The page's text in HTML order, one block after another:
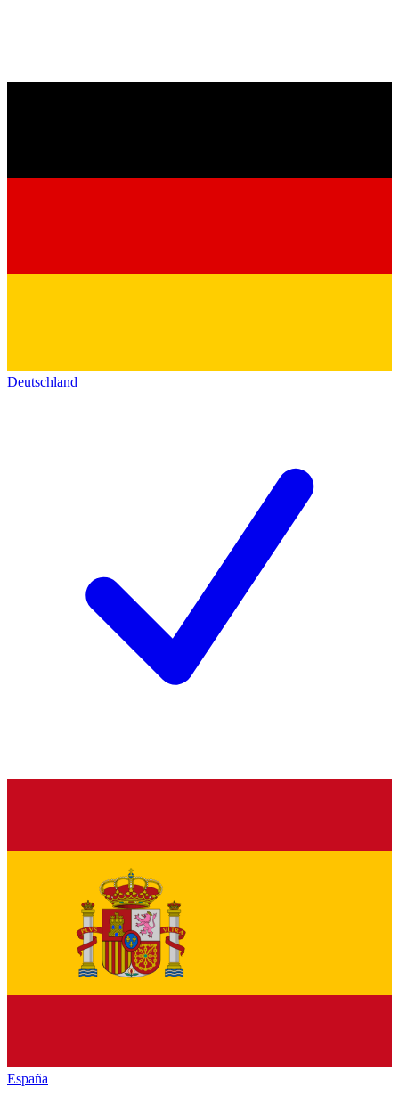
Deutschland
España